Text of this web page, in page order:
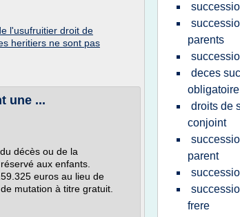
l'usufruitier droit de
heritiers ne sont pas
une ...
décès ou de la
aux enfants.
euros au lieu de
mutation à titre gratuit.
parents
deces
obligatoire
droits de
conjoint
parent
frere